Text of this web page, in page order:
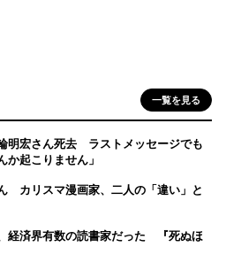
一覧を見る
明宏さん死去 ラストメッセージでも
起こりません」
カリスマ漫画家、二人の「違い」と
経済界有数の読書家だった 『死ぬほ